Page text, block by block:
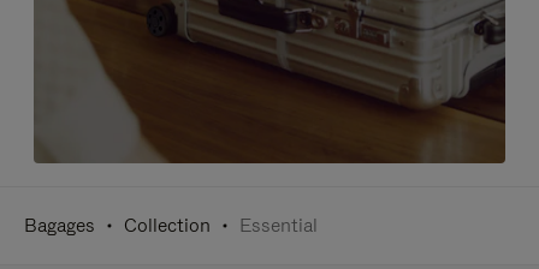
Bagages Collection Essential